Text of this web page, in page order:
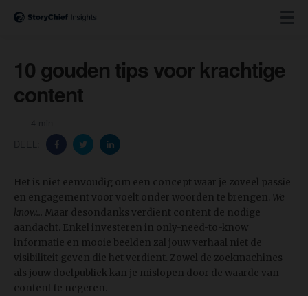
10 gouden tips voor krachtige
content
Het is niet eenvoudig om een concept waar je zoveel passie
en engagement voor voelt onder woorden te brengen. We
know...
Maar desondanks verdient content de nodige
aandacht. Enkel investeren in only-need-to-know
informatie en mooie beelden zal jouw verhaal niet de
visibiliteit geven die het verdient. Zowel de zoekmachines
als jouw doelpubliek kan je mislopen door de waarde van
content te negeren.